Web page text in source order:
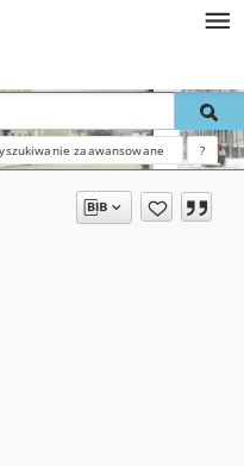
zaawansowane ?